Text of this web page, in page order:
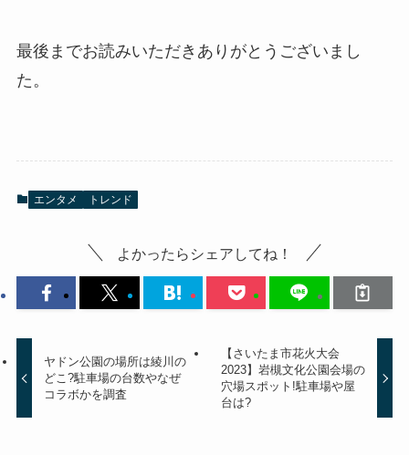
最後までお読みいただきありがとうございまし
た。
エンタメ トレンド
よかったらシェアしてね！
ヤドン公園の場所は綾川の
どこ?駐車場の台数やなぜ
コラボかを調査
【さいたま市花火大会
2023】岩槻文化公園会場の
穴場スポット!駐車場や屋
台は?